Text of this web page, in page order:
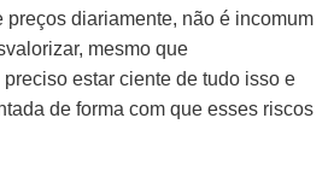
diariamente, não é incomum
mesmo que
estar ciente de tudo isso e
de forma com que esses riscos